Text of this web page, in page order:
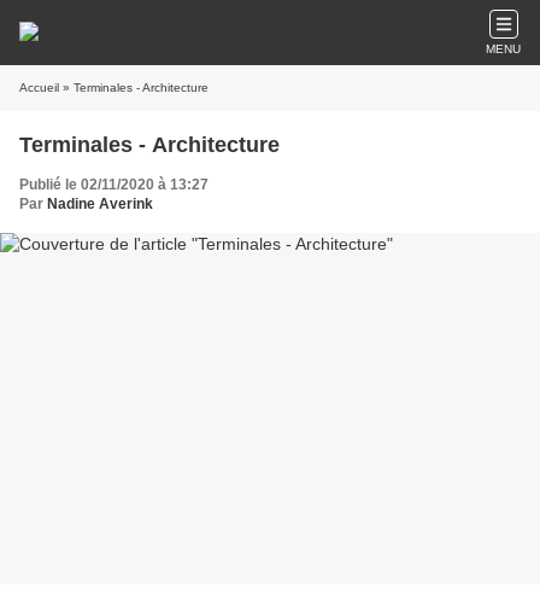
MENU
Accueil » Terminales - Architecture
Terminales - Architecture
Publié le 02/11/2020 à 13:27
Par Nadine Averink